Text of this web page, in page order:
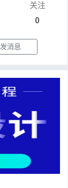
关注
0
发消息